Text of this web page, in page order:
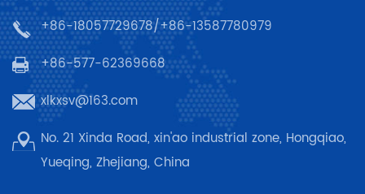
+86-18057729678/+86-13587780979
+86-577-62369668
xlkxsv@163.com
No. 21 Xinda Road, xin'ao industrial zone, Hongqiao,
Yueqing, Zhejiang, China